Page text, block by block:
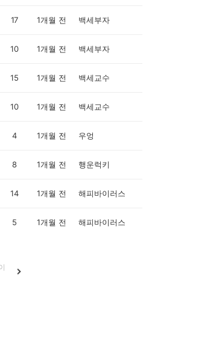
17 1개월 전 백세부자
10 1개월 전 백세부자
15 1개월 전 백세교수
10 1개월 전 백세교수
4 1개월 전 우엉
8 1개월 전 행운럭키
14 1개월 전 해피바이러스
5 1개월 전 해피바이러스